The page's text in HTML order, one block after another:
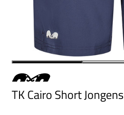
TK Cairo Short Jongens